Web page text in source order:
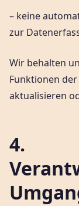
– keine
zur
Wir behalten
Funktionen
aktualisieren
4.